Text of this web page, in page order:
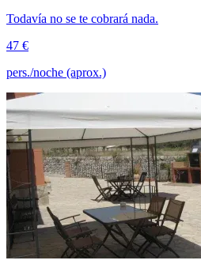
Todavía no se te cobrará nada.
47 €
pers./noche (aprox.)